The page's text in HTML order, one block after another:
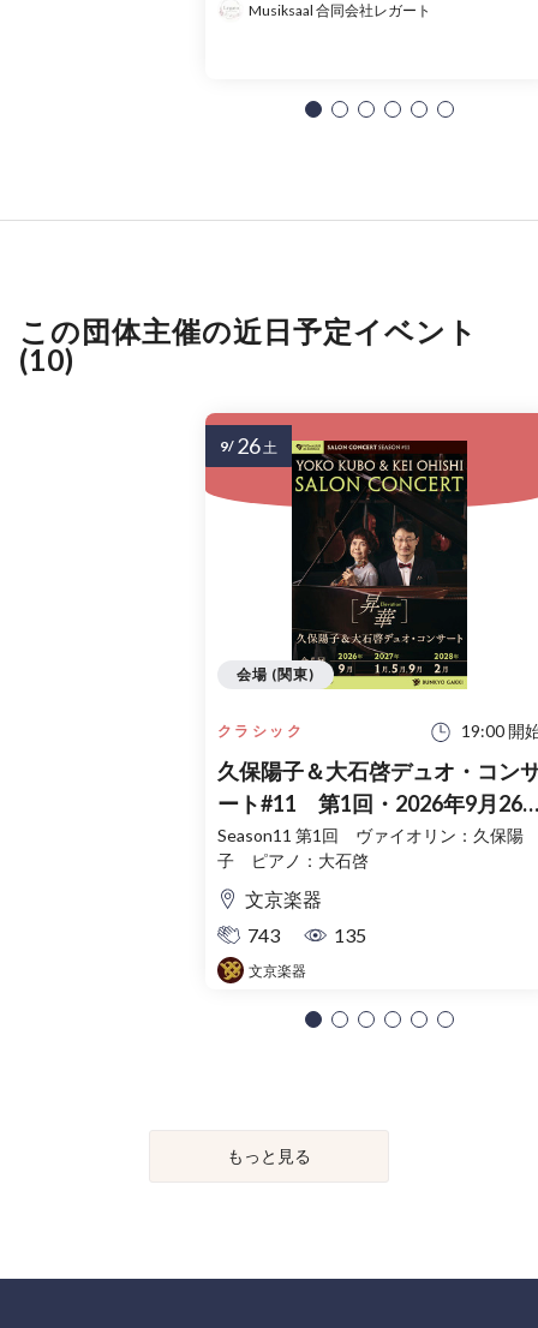
Musiksaal 合同会社レガート
この団体主催の近日予定イベント
(10)
クラシック 19:00 開
久保陽子＆大石啓デュオ・コン
ート#11 第1回・2026年9月26
日
Season11 第1回 ヴァイオリン：久保陽
子 ピアノ：大石啓
文京楽器
743
135
文京楽器
会場 (関東)
9/ 26土
もっと見る